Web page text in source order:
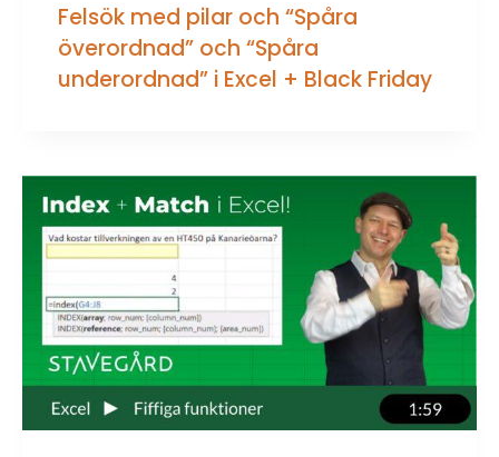
Felsök med pilar och “Spåra
överordnad” och “Spåra
underordnad” i Excel + Black Friday